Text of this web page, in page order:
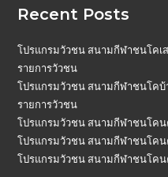
Recent Posts
โปรแกรมวัวชน สนามกีฬาชนโคเ
รายการวัวชน
โปรแกรมวัวชน สนามกีฬาชนโคบ้
รายการวัวชน
โปรแกรมวัวชน สนามกีฬาชนโคน
โปรแกรมวัวชน สนามกีฬาชนโคน
โปรแกรมวัวชน สนามกีฬาชนโคน